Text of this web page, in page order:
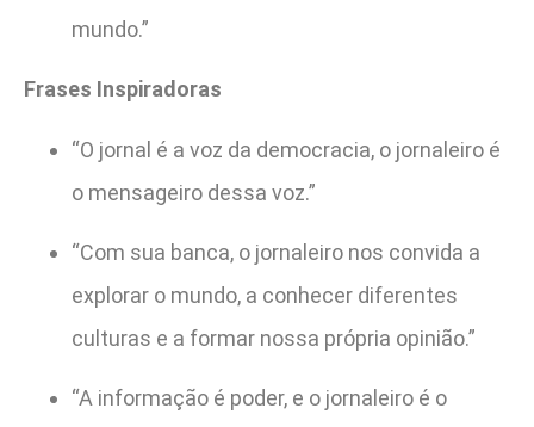
mundo.”
Frases Inspiradoras
“O jornal é a voz da democracia, o jornaleiro é
o mensageiro dessa voz.”
“Com sua banca, o jornaleiro nos convida a
explorar o mundo, a conhecer diferentes
culturas e a formar nossa própria opinião.”
“A informação é poder, e o jornaleiro é o